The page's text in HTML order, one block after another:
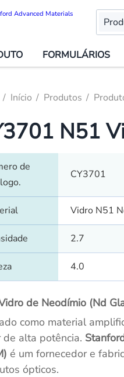
FORMULÁRIOS
Início Produtos
N51
de
CY3701
Vidro N51
2.7
4.0
de Neodímio (Nd
como material
de alta potência.
é um fornecedor e
ópticos.